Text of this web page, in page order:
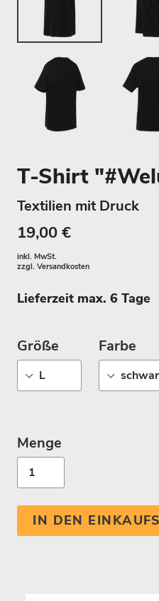
T-Shirt
Textilien mit Druck
19,00 €
inkl. MwSt.
zzgl. Versandkosten
Lieferzeit max. 6 Tage
Größe Farbe
Menge
IN DEN